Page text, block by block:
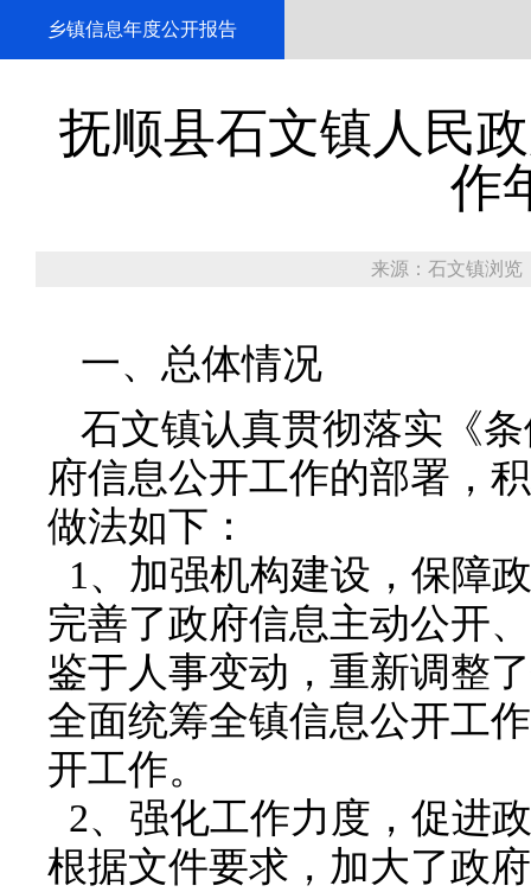
乡镇信息年度公开报告
抚顺县石文镇人民
作
来源：石文镇浏览
一、总体情况
石文镇认真贯彻落实《
府信息公开工作的部署，
做法如下：
1、加强机构建设，保障
完善了政府信息主动公开
鉴于人事变动，重新调整
全面统筹全镇信息公开工
开工作。
2、强化工作力度，促进
根据文件要求，加大了政